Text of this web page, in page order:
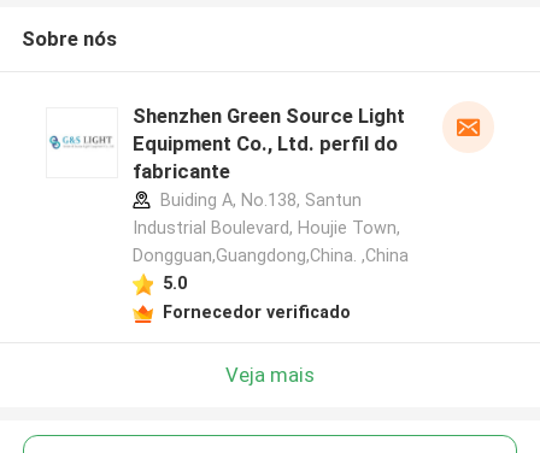
Sobre nós
Shenzhen Green Source Light
Equipment Co., Ltd. perfil do
fabricante
Buiding A, No.138, Santun
Industrial Boulevard, Houjie Town,
Dongguan,Guangdong,China. ,China
5.0
Fornecedor verificado
Veja mais